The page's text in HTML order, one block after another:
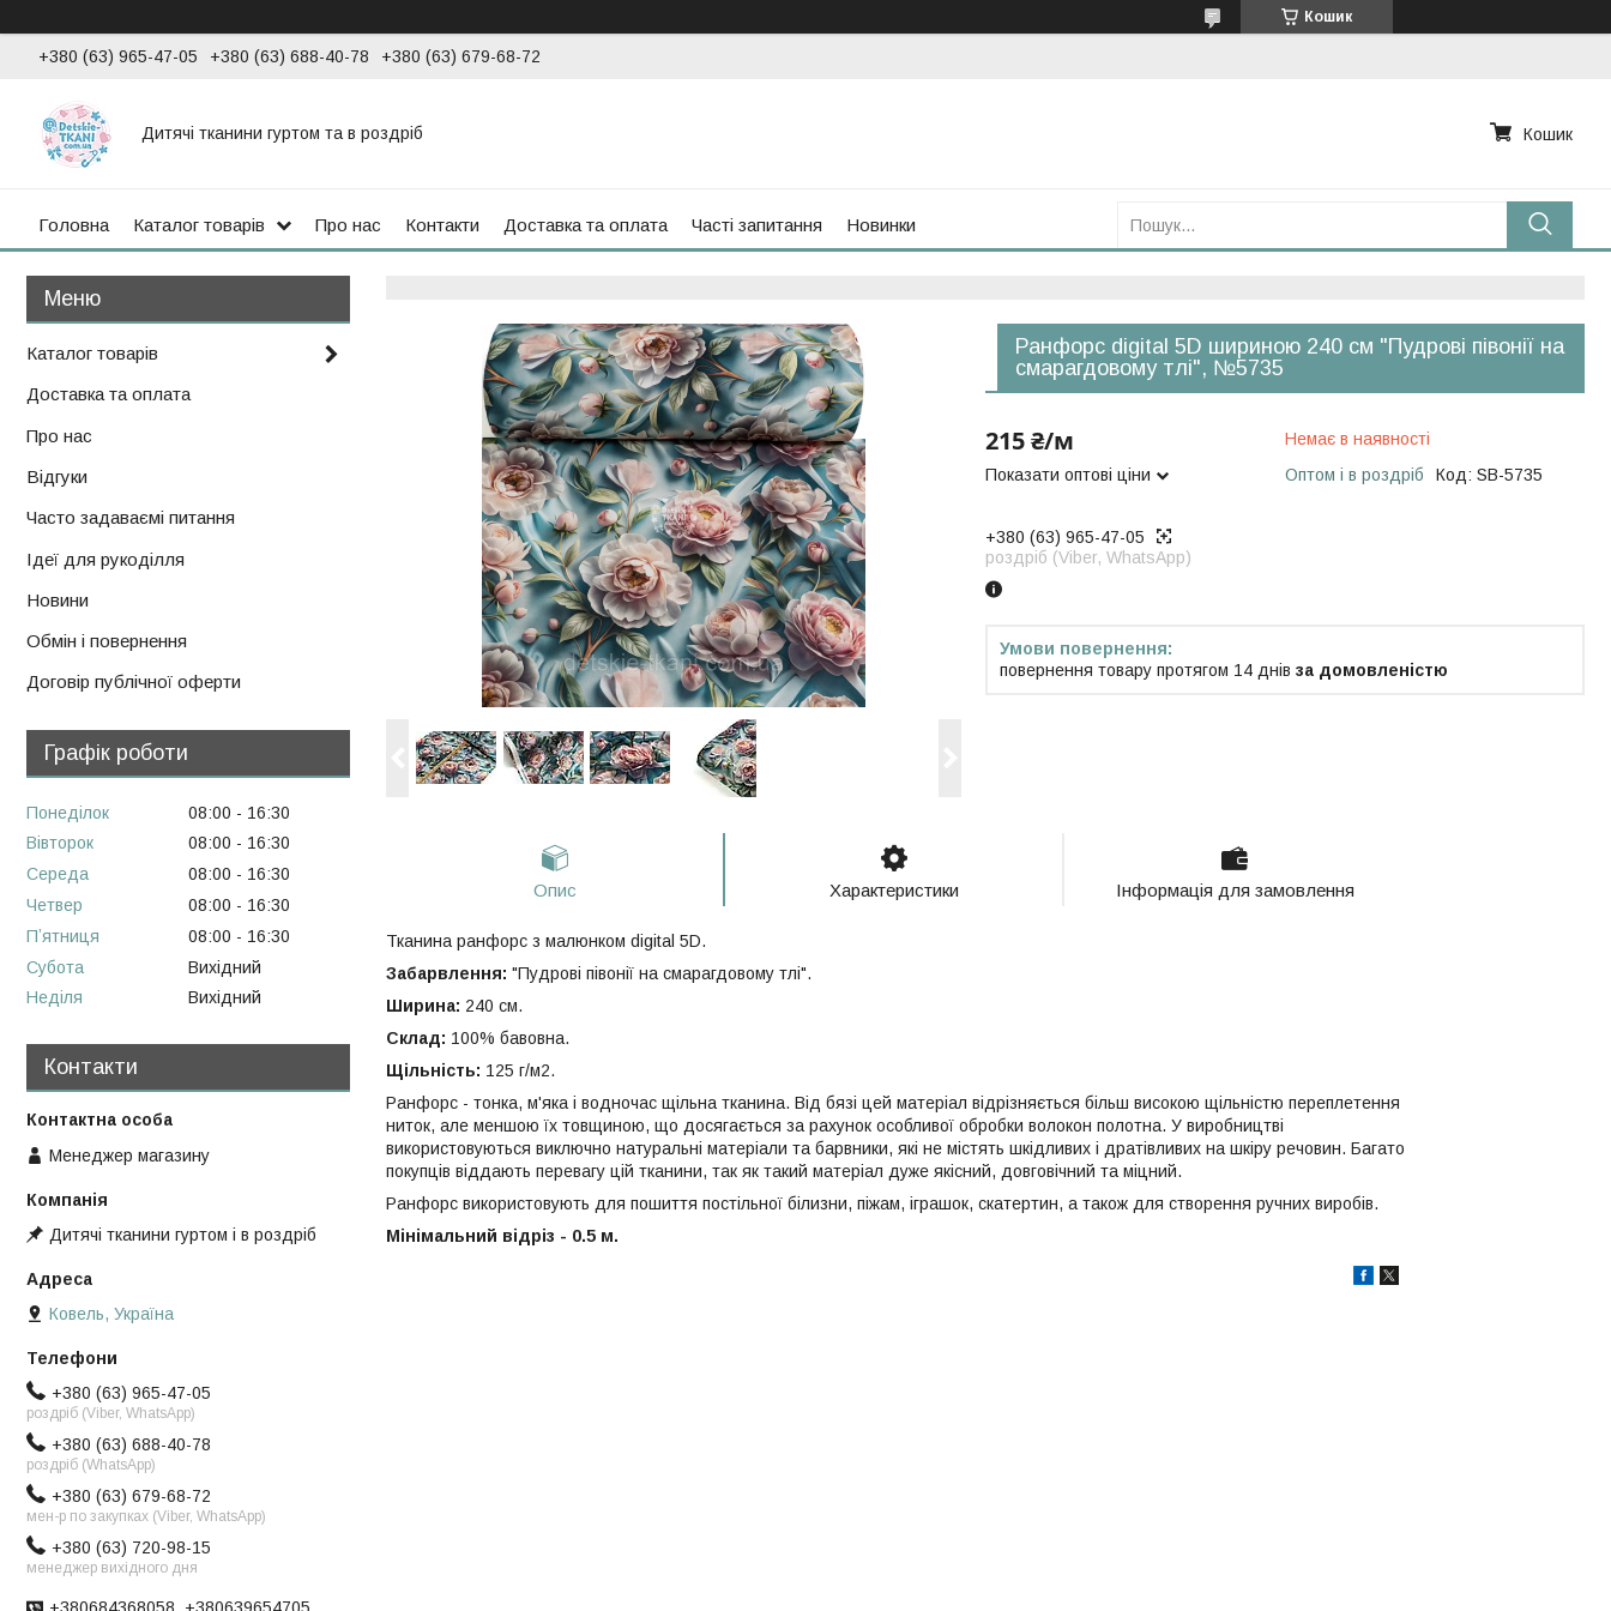
Кошик
+380 (63) 965-47-05 +380 (63) 688-40-78 +380 (63) 679-68-72
Дитячі тканини гуртом та в роздріб Кошик
Головна Каталог товарів Про нас Контакти Доставка та оплата Часті запитання Новинки
Ранфорс digital 5D шириною 240 см "Пудрові півонії на
смарагдовому тлі", №5735
215 ₴/м
Показати оптові ціни
Немає в наявності
Оптом і в роздріб
Код: SB-5735
+380 (63) 965-47-05
роздріб (Viber, WhatsApp)
повернення товару протягом 14 днів за домовленістю
Опис Характеристики Інформація для замовлення
Тканина ранфорс з малюнком digital 5D.
Забарвлення: "Пудрові півонії на смарагдовому тлі".
Ширина: 240 см.
Склад: 100% бавовна.
Щільність: 125 г/м2.
Ранфорс - тонка, м'яка і водночас щільна тканина. Від бязі цей матеріал відрізняється більш високою щільністю переплетення
ниток, але меншою їх товщиною, що досягається за рахунок особливої обробки волокон полотна. У виробництві
використовуються виключно натуральні матеріали та барвники, які не містять шкідливих і дратівливих на шкіру речовин. Багато
покупців віддають перевагу цій тканини, так як такий матеріал дуже якісний, довговічний та міцний.
Ранфорс використовують для пошиття постільної білизни, піжам, іграшок, скатертин, а також для створення ручних виробів.
Мінімальний відріз - 0.5 м.
Каталог товарів
Доставка та оплата
Про нас
Відгуки
Часто задаваємі питання
Ідеї для рукоділля
Новини
Обмін і повернення
Договір публічної оферти
Графік роботи
Понеділок 08:00
16:30
Вівторок
08:00
16:30
Середа
08:00
16:30
Четвер
08:00
16:30
Пʼятниця
08:00
16:30
Субота
Вихідний
Неділя
Вихідний
Контакти
Менеджер магазину
Дитячі тканини гуртом і в роздріб
Ковель, Україна
+380 (63) 965-47-05
роздріб (Viber, WhatsApp)
+380 (63) 688-40-78
роздріб (WhatsApp)
+380 (63) 679-68-72
мен-р по закупках (Viber, WhatsApp)
+380 (63) 720-98-15
менеджер вихідного дня